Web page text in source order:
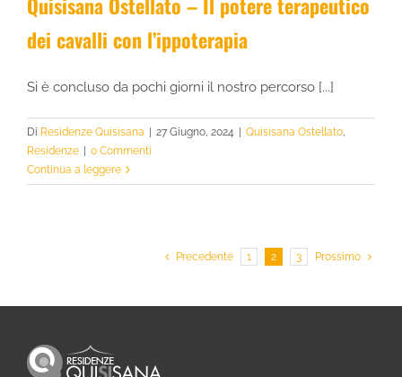
dei cavalli con l’ippoterapia
Si è concluso da pochi giorni il nostro percorso [...]
Di Residenze Quisisana | 27 Giugno, 2024 | Quisisana Ostellato
Residenze | 0 Commenti
Continua a leggere
Precedente 1 2 3 Prossimo